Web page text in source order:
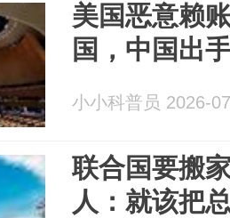
美国恶意赖
国，中国出
小小科普员 2026-
联合国要搬
人：就该把